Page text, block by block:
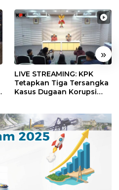
»
LIVE STREAMING: KPK
Tetapkan Tiga Tersangka
Kasus Dugaan Korupsi